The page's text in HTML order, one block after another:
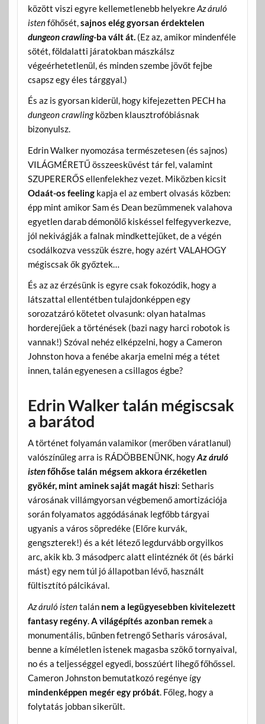
között viszi egyre kellemetlenebb helyekreAz áruló
istenfőhősét,sajnos elég gyorsan érdektelen
dungeon crawling-ba vált át.(Ez az, amikor mindenféle
sötét, földalatti járatokban mászkálsz
végeérhetetlenül, és minden szembe jövőt fejbe
csapsz egy éles tárggyal.)
És az is gyorsan kiderül, hogy kifejezetten PECH ha
dungeon crawlingközben klausztrofóbiásnak
bizonyulsz.
Edrin Walker nyomozása természetesen (és sajnos)
VILÁGMÉRETŰ összeesküvést tár fel, valamint
SZUPERERŐS ellenfelekhez vezet. Miközben kicsit
Odaát-os feelingkapja el az embert olvasás közben:
épp mint amikor Sam és Dean bezümmenek valahova
egyetlen darab démonölő kiskéssel felfegyverkezve,
jól nekivágják a falnak mindkettejüket, de a végén
csodálkozva vesszük észre, hogy azért VALAHOGY
mégiscsak ők győztek…
És az az érzésünk is egyre csak fokozódik, hogy a
látszattal ellentétben tulajdonképpen egy
sorozatzáró kötetet olvasunk: olyan hatalmas
horderejűek a történések (bazi nagy harci robotok is
vannak!) Szóval nehéz elképzelni, hogy a Cameron
Johnston hova a fenébe akarja emelni még a tétet
innen, talán egyenesen a csillagos égbe?
Edrin Walker talán mégiscsak
a barátod
A történet folyamán valamikor (merőben váratlanul)
valószínűleg arra is RÁDÖBBENÜNK, hogyAz áruló
istenfőhőse talán mégsem akkora érzéketlen
gyökér, mint aminek saját magát hiszi: Setharis
városának villámgyorsan végbemenő amortizációja
során folyamatos aggódásának legfőbb tárgyai
ugyanis a város söpredéke (Előre kurvák,
gengszterek!) és a két létező legdurvább orgyilkos
arc, akik kb. 3 másodperc alatt elintéznék őt (és bárki
mást) egy nem túl jó állapotban lévő, használt
fültisztító pálcikával.
Az áruló istentalán nem a legügyesebben kivitelezett
fantasy regény.A világépítés azonban remeka
monumentális, bűnben fetrengő Setharis városával,
benne a kíméletlen istenek magasba szökő tornyaival,
no és a teljességgel egyedi, bosszúért lihegő főhőssel.
Cameron Johnston bemutatkozó regénye így
mindenképpen megér egy próbát. Főleg, hogy a
folytatás jobban sikerült.